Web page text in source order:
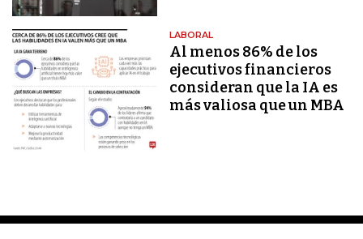
LABORAL
Al menos 86% de los
ejecutivos financieros
consideran que la IA es
más valiosa que un MBA